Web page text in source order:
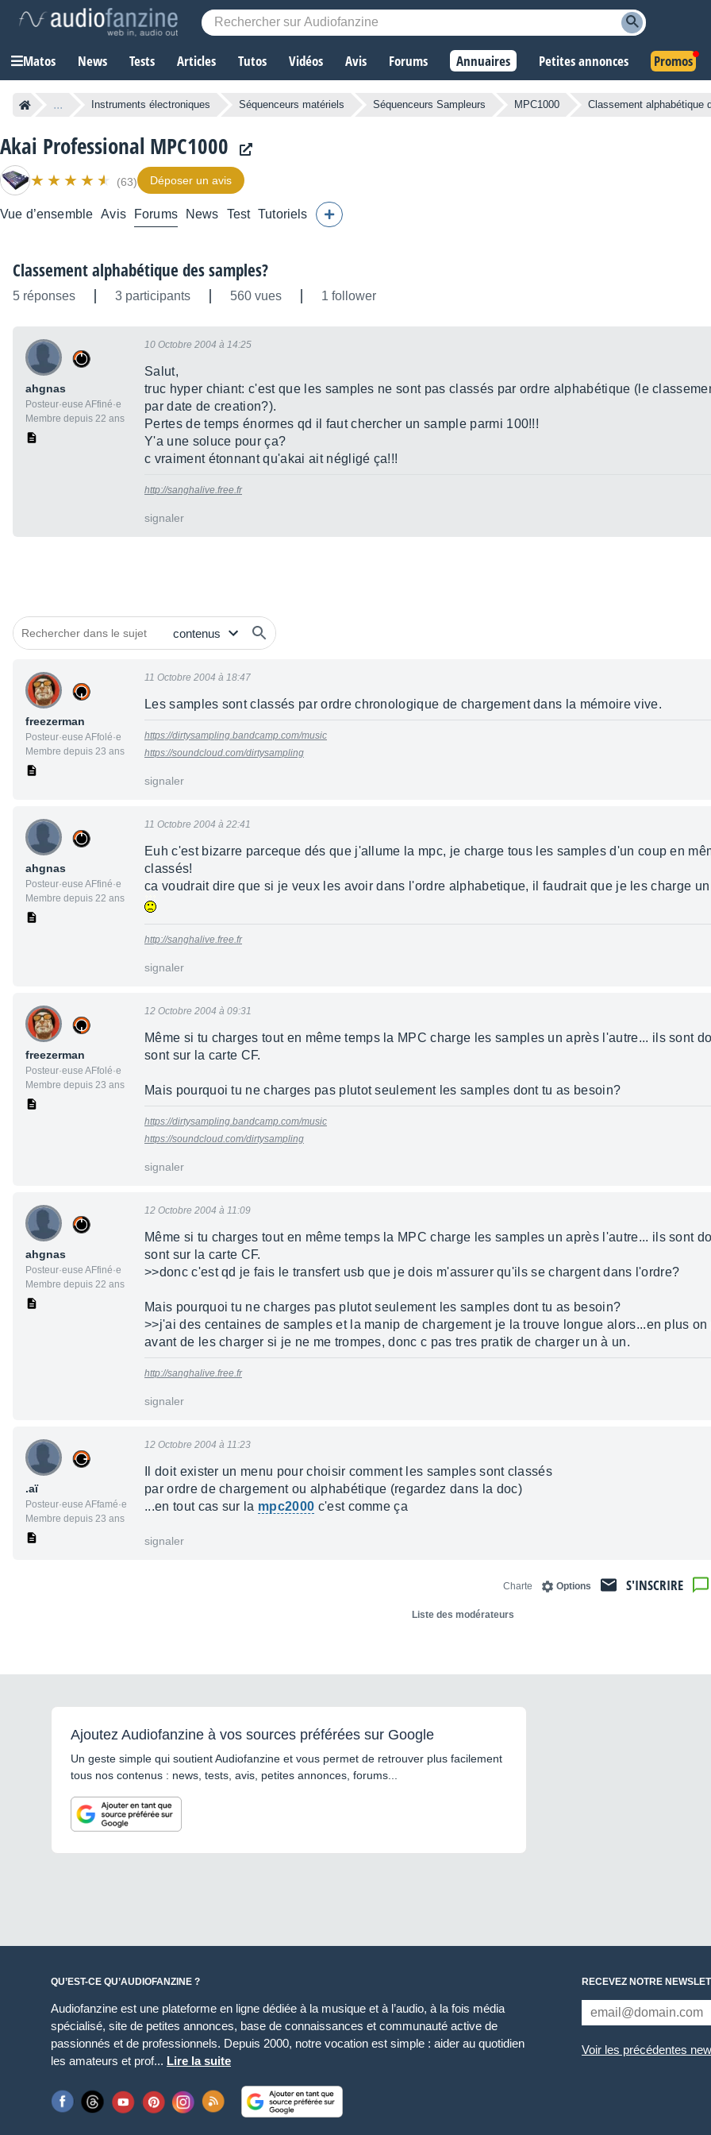
Matos News Tests Articles Tutos Vidéos Avis Forums Annuaires Petites annonces Promos
... Instruments électroniques Séquenceurs matériels Séquenceurs Sampleurs MPC1000 Classement alphabétique
Akai Professional MPC1000
(63) Déposer un avis
Vue d’ensemble Avis Forums News Test Tutoriels
Classement alphabétique des samples?
5 réponses 3 participants 560 vues 1 follower
ahgnas
Posteur·euse AFfiné·e
Membre depuis 22 ans
10 Octobre 2004 à 14:25
Salut,
truc hyper chiant: c'est que les samples ne sont pas classés par ordre alphabétique (le
par date de creation?).
Pertes de temps énormes qd il faut chercher un sample parmi 100!!!
Y'a une soluce pour ça?
c vraiment étonnant qu'akai ait négligé ça!!!
http://sanghalive.free.fr
signaler
freezerman
Posteur·euse AFfolé·e
Membre depuis 23 ans
11 Octobre 2004 à 18:47
Les samples sont classés par ordre chronologique de chargement dans la mémoire vive.
https://dirtysampling.bandcamp.com/music
https://soundcloud.com/dirtysampling
signaler
ahgnas
Posteur·euse AFfiné·e
Membre depuis 22 ans
11 Octobre 2004 à 22:41
Euh c'est bizarre parceque dés que j'allume la mpc, je charge tous les samples d'un coup en
classés!
ca voudrait dire que si je veux les avoir dans l'ordre alphabetique, il faudrait que je les charge
http://sanghalive.free.fr
signaler
freezerman
Posteur·euse AFfolé·e
Membre depuis 23 ans
12 Octobre 2004 à 09:31
Même si tu charges tout en même temps la MPC charge les samples un après l'autre... ils sont
sont sur la carte CF.
Mais pourquoi tu ne charges pas plutot seulement les samples dont tu as besoin?
https://dirtysampling.bandcamp.com/music
https://soundcloud.com/dirtysampling
signaler
ahgnas
Posteur·euse AFfiné·e
Membre depuis 22 ans
12 Octobre 2004 à 11:09
Même si tu charges tout en même temps la MPC charge les samples un après l'autre... ils sont
sont sur la carte CF.
>>donc c'est qd je fais le transfert usb que je dois m'assurer qu'ils se chargent dans l'ordre?
Mais pourquoi tu ne charges pas plutot seulement les samples dont tu as besoin?
>>j'ai des centaines de samples et la manip de chargement je la trouve longue alors...en plus
avant de les charger si je ne me trompes, donc c pas tres pratik de charger un à un.
http://sanghalive.free.fr
signaler
.aï
Posteur·euse AFfamé·e
Membre depuis 23 ans
12 Octobre 2004 à 11:23
Il doit exister un menu pour choisir comment les samples sont classés
par ordre de chargement ou alphabétique (regardez dans la doc)
...en tout cas sur la mpc2000 c'est comme ça
signaler
S'INSCRIRE
Options
Charte
Liste des modérateurs
Ajoutez Audiofanzine à vos sources préférées sur Google
Un geste simple qui soutient Audiofanzine et vous permet de retrouver plus facilement
tous nos contenus : news, tests, avis, petites annonces, forums...
QU’EST-CE QU’AUDIOFANZINE ?
Audiofanzine est une plateforme en ligne dédiée à la musique et à l’audio, à la fois média
spécialisé, site de petites annonces, base de connaissances et communauté active de
passionnés et de professionnels. Depuis 2000, notre vocation est simple : aider au quotidien
les amateurs et prof... Lire la suite
RECEVEZ NOTRE
Voir les précédentes